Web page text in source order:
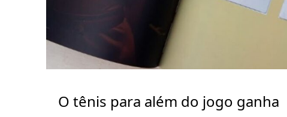
O tênis para além do jogo ganha